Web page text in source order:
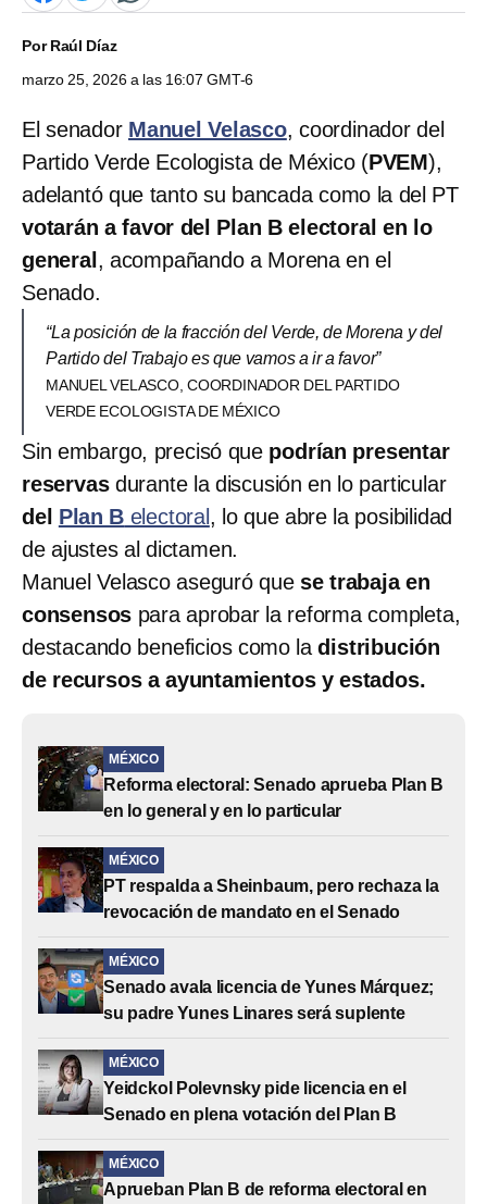
PorRaúl Díaz
marzo 25, 2026 a las 16:07 GMT-6
El senador Manuel Velasco, coordinador del
Partido Verde Ecologista de México (PVEM),
adelantó que tanto su bancada como la del PT
votarán a favor del Plan B electoral en lo
general , acompañando a Morena en el
Senado.
“La posición de la fracción del Verde, de Morena y del
Partido del Trabajo es que vamos a ir a favor”
MANUEL VELASCO, COORDINADOR DEL PARTIDO
VERDE ECOLOGISTA DE MÉXICO
Sin embargo, precisó que podrían presentar
reservasdurante la discusión en lo particular
del Plan B electoral , lo que abre la posibilidad
de ajustes al dictamen.
Manuel Velasco aseguró que se trabaja en
consensos para aprobar la reforma completa,
destacando beneficios como ladistribución
de recursos a ayuntamientos y estados.
MÉXICO
Reforma electoral: Senado aprueba Plan B
en lo general y en lo particular
MÉXICO
PT respalda a Sheinbaum, pero rechaza la
revocación de mandato en el Senado
MÉXICO
Senado avala licencia de Yunes Márquez;
su padre Yunes Linares será suplente
MÉXICO
Yeidckol Polevnsky pide licencia en el
Senado en plena votación del Plan B
MÉXICO
Aprueban Plan B de reforma electoral en